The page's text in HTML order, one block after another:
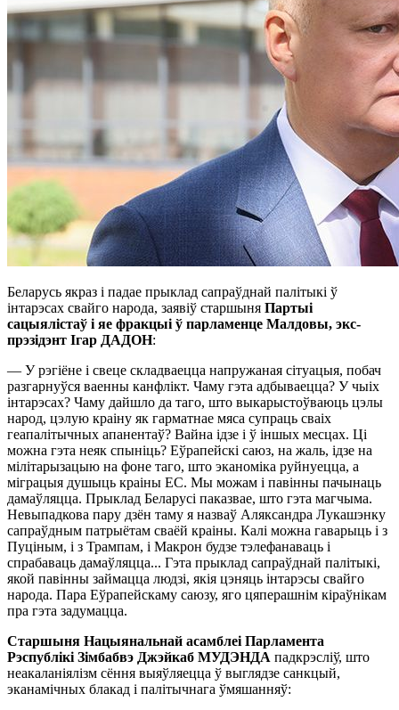
Беларусь якраз і падае прыклад сапраўднай палітыкі ў
інтарэсах свайго народа, заявіў старшыня Партыі
сацыялістаў і яе фракцыі ў парламенце Малдовы, экс-
прэзідэнт Ігар ДАДОН:
— У рэгіёне і свеце складваецца напружаная сітуацыя, побач
разгарнуўся ваенны канфлікт. Чаму гэта адбываецца? У чыіх
інтарэсах? Чаму дайшло да таго, што выкарыстоўваюць цэлы
народ, цэлую краіну як гарматнае мяса супраць сваіх
геапалітычных апанентаў? Вайна ідзе і ў іншых месцах. Ці
можна гэта неяк спыніць? Еўрапейскі саюз, на жаль, ідзе на
мілітарызацыю на фоне таго, што эканоміка руйнуецца, а
міграцыя душыць краіны ЕС. Мы можам і павінны пачынаць
дамаўляцца. Прыклад Беларусі паказвае, што гэта магчыма.
Невыпадкова пару дзён таму я назваў Аляксандра Лукашэнку
сапраўдным патрыётам сваёй краіны. Калі можна гаварыць і з
Пуціным, і з Трампам, і Макрон будзе тэлефанаваць і
спрабаваць дамаўляцца... Гэта прыклад сапраўднай палітыкі,
якой павінны займацца людзі, якія цэняць інтарэсы свайго
народа. Пара Еўрапейскаму саюзу, яго цяперашнім кіраўнікам
пра гэта задумацца.
Старшыня Нацыянальнай асамблеі Парламента
Рэспублікі Зімбабвэ Джэйкаб МУДЭНДА падкрэсліў, што
неакаланіялізм сёння выяўляецца ў выглядзе санкцый,
эканамічных блакад і палітычнага ўмяшанняў: